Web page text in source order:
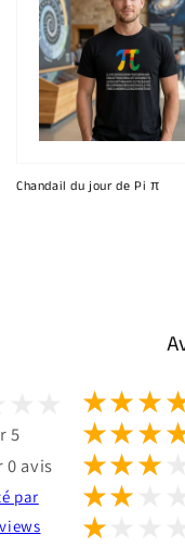
Chandail du jour de Pi π
5
0 avis
par